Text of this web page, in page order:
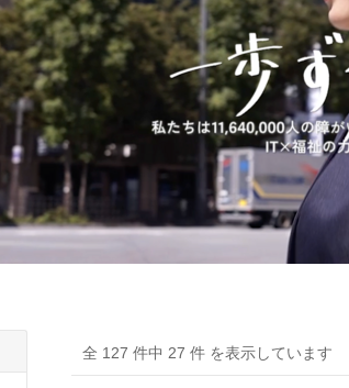
全 127 件中 27 件 を表示しています